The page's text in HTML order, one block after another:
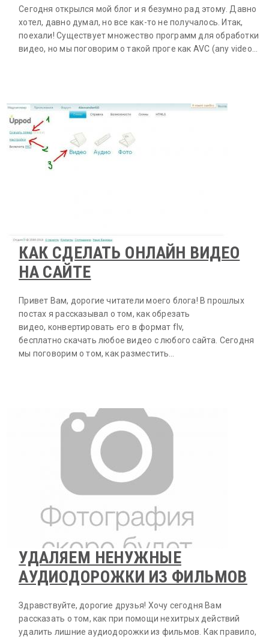
Сегодня открылся мой блог и я безумно рад этому. Давно
хотел, давно думал, но все как-то не получалось. Итак,
поехали! Существует множество программ для обработки
видео, но мы поговорим о такой проге как AVC (any video…
КАК СДЕЛАТЬ ОНЛАЙН ВИДЕО
НА САЙТЕ
Привет Вам, дорогие читатели моего блога! В прошлых
постах я рассказывал о том, как обрезать
видео, конвертировать его в формат flv,
бесплатно скачать любое видео с любого сайта. Сегодня
мы поговорим о том, как разместить…
УДАЛЯЕМ НЕНУЖНЫЕ
АУДИОДОРОЖКИ ИЗ ФИЛЬМОВ
Здравствуйте, дорогие друзья! Хочу сегодня Вам
рассказать о том, как при помощи нехитрых действий
удалить лишние аудиодорожки из фильмов. Как правило,